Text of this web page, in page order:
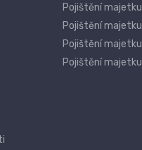
(např.
a
Pojištění
Pojištění
Pojištění
Pojištění